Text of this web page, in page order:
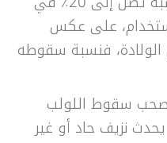
على عكس
6 أسابيع من الولادة، فنسبة سقوطه
سقوط اللولب
يحدث نزيف حاد أو غير